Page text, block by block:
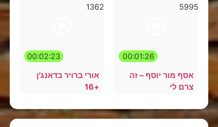
00:01:26
אסף מור יוסף – זה
צרם לי
00:02:23
אורי ברויר בדאנג'ן
+16